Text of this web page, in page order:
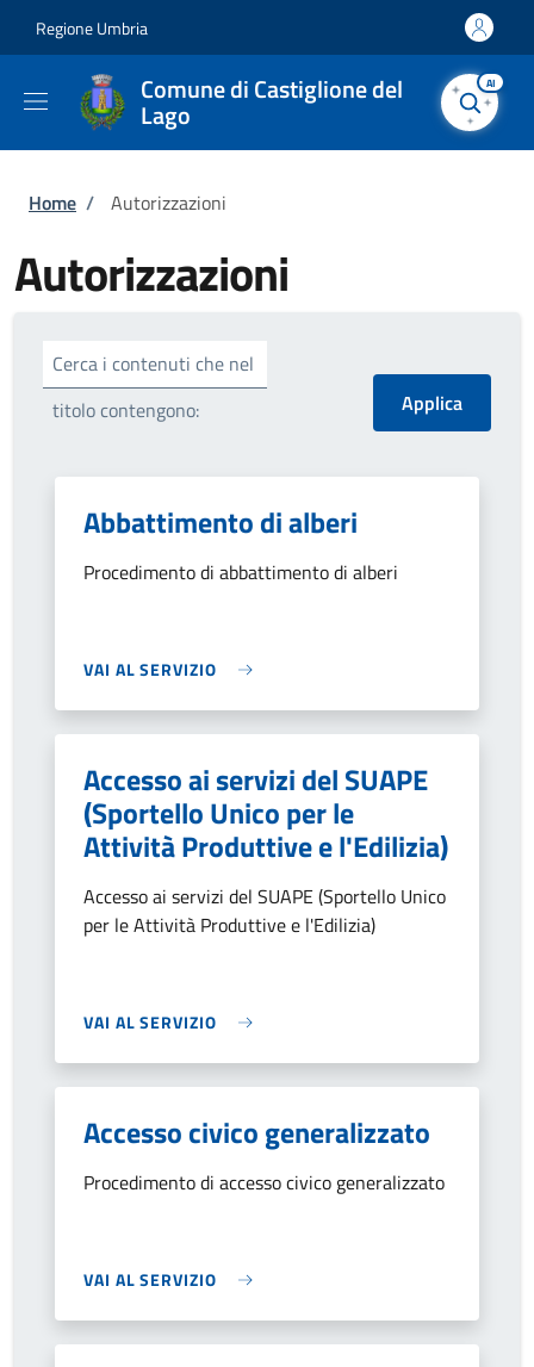
Regione Umbria
Comune di Castiglione del
Lago
AI
Briciole di pane
Home / Autorizzazioni
Autorizzazioni
Cerca i contenuti che nel
titolo contengono:
Abbattimento di alberi
Procedimento di abbattimento di alberi
VAI AL SERVIZIO
Accesso ai servizi del SUAPE
(Sportello Unico per le
Attività Produttive e l'Edilizia)
Accesso ai servizi del SUAPE (Sportello Unico
per le Attività Produttive e l'Edilizia)
VAI AL SERVIZIO
Accesso civico generalizzato
Procedimento di accesso civico generalizzato
VAI AL SERVIZIO